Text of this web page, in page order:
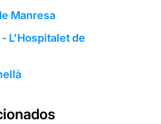
Manresa
L'Hospitalet de